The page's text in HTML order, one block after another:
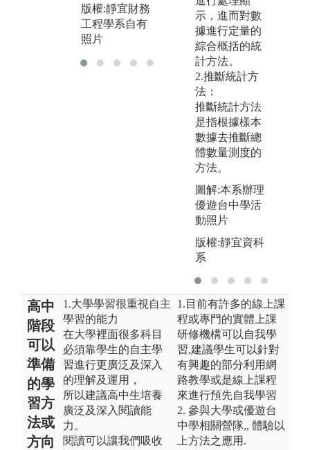
版權:靜宜財務
工程學系自有
照片
版權:靜宜財務
工程學系自有
照片
示，進而對數
據進行定量的
綜合概括的統
計方法。
2.推斷統計方
法：
推斷統計方法
是指根據樣本
數據去推斷總
體數量測度的
方法。
圖解:本系辦理
優遊台中學活
動照片
版權:靜宜資科
系
高中
階段
可以
準備
的學
習方
法或
方向
1.大學學習很重視自主
學習的能力
在大學裡面很多科目
必須靠學生的自主學
習進行更廣泛及深入
的理解及運用，
所以建議高中生培養
廣泛及深入閱讀能
力。
閱讀可以讓我們吸收
1.目前有許多的線上課
程或專門的實體上課
研修機構可以自我學
習,建議學生可以針對
有興趣的部分利用網
路教學或是線上課程
來進行預先自我學習
2. 參與大學或優遊台
中學相關營隊,, 體驗以
上方法之應用.